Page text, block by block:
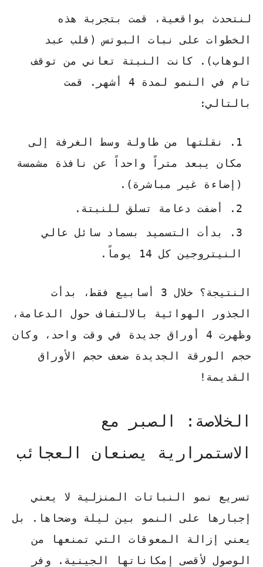
لنتحدث بواقعية، قمت بتجربة هذه
الخطوات على
نبات البوتس (قلب عبد
الوهاب) . كانت النبتة تعاني من توقف
تام في النمو لمدة 4 أشهر. قمت
بالتالي:
نقلتها من طاولة وسط الغرفة إلى
مكان يبعد متراً واحداً عن نافذة مشمسة
(إضاءة غير مباشرة).
أضفت دعامة تسلق للنبتة.
بدأت التسميد بسماد سائل عالي
النيتروجين كل 14 يوماً.
النتيجة؟
خلال 3 أسابيع فقط، بدأت
الجذور الهوائية بالالتفاف حول الدعامة،
وظهرت 4 أوراق جديدة في وقت واحد، وكان
حجم الورقة الجديدة ضعف حجم الأوراق
القديمة!
الخلاصة: الصبر مع
الاستمرارية يصنعان العجائب
تسريع نمو النباتات المنزلية لا يعني
إجبارها على النمو بين ليلة وضحاها. بل
يعني إزالة المعوقات التي تمنعها من
الوصول لأقصى إمكاناتها الجينية. وفر